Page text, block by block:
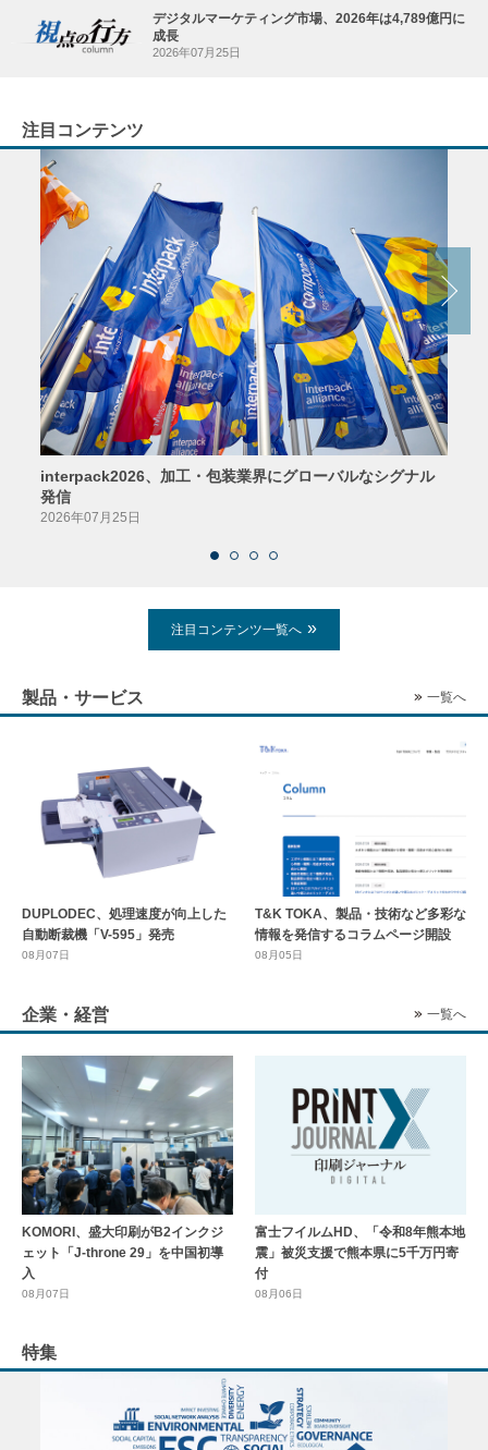
デジタルマーケティング市場、2026年は4,789億円に
成長
2026年07月25日
注目コンテンツ
interpack2026、加工・包装業界にグローバルなシグナル
発信
2026年07月25日
注目コンテンツ一覧へ
製品・サービス 一覧へ
DUPLODEC、処理速度が向上した
自動断裁機「V-595」発売
08月07日
T&K TOKA、製品・技術など多彩な
情報を発信するコラムページ開設
08月05日
企業・経営 一覧へ
KOMORI、盛大印刷がB2インクジ
ェット「J-throne 29」を中国初導
入
08月07日
富士フイルムHD、「令和8年熊本地
震」被災支援で熊本県に5千万円寄
付
08月06日
特集